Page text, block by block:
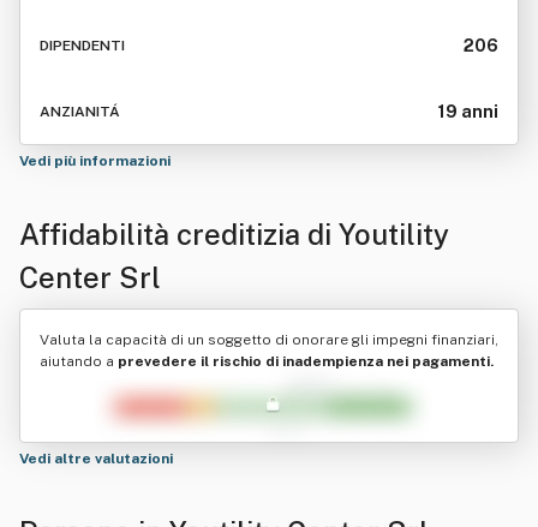
DIPENDENTI 206
ANZIANITÁ 19 anni
Vedi più informazioni
Affidabilità creditizia di Youtility
Center Srl
Valuta la capacità di un soggetto di onorare gli impegni finanziari,
aiutando a prevedere il rischio di inadempienza nei pagamenti.
Vedi altre valutazioni